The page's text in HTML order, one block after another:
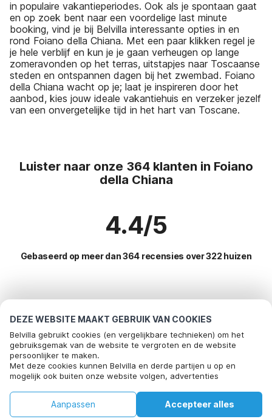
DEZE WEBSITE MAAKT GEBRUIK VAN COOKIES
Belvilla gebruikt cookies (en vergelijkbare technieken) om het
gebruiksgemak van de website te vergroten en de website
persoonlijker te maken.
Met deze cookies kunnen Belvilla en derde partijen u op en
mogelijk ook buiten onze website volgen, advertenties
social media.
Door op "accepteren" te klikken gaat u hiermee akkoord. Meer
Accepteer alles
Aanpassen
in populaire vakantieperiodes. Ook als je spontaan gaat
en op zoek bent naar een voordelige last minute
booking, vind je bij Belvilla interessante opties in en
rond Foiano della Chiana. Met een paar klikken regel je
je hele verblijf en kun je je gaan verheugen op lange
zomeravonden op het terras, uitstapjes naar Toscaanse
steden en ontspannen dagen bij het zwembad. Foiano
della Chiana wacht op je; laat je inspireren door het
aanbod, kies jouw ideale vakantiehuis en verzeker jezelf
van een onvergetelijke tijd in het hart van Toscane.
Luister naar onze 364 klanten in Foiano
della Chiana
4.4/5
Gebaseerd op meer dan 364 recensies over 322 huizen
vakantie
Top steden met top voorzieningen voor vakantie
Kindvriendelijke vakantiehuizen arezzo
Kindvriendelijke vakantiehuizen monte-san-savino
Kindvriendelijke vakantiehuizen lucignano
Populaire voorzieningen voor vakantie in Foiano-della-
chiana
Kindvriendelijke vakantiehuizen
Populaire steden voor vakantie in Toscane
Bel om te boeken
Huis Verlanglijst Boekingen Account